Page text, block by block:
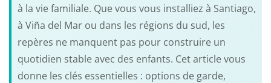
à la vie familiale. Que vous vous installiez à Santiago,
à Viña del Mar ou dans les régions du sud, les
repères ne manquent pas pour construire un
quotidien stable avec des enfants. Cet article vous
donne les clés essentielles : options de garde,